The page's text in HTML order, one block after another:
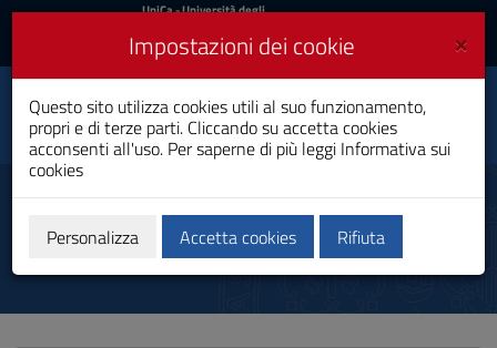
Vai
al
navigazione
sito
UniCa
Accedi
UniCa- Università degli
Accedi UniCA News
Toggle
navigation
Fisica
Laurea
Corso
×
Impostazioni dei cookie
Questo sito utilizza cookies utili al suo funzionamento,
propri e di terze parti. Cliccando su accetta cookies
acconsenti all'uso. Per saperne di più leggi Informativa sui
cookies
Personalizza Accetta cookies Rifiuta